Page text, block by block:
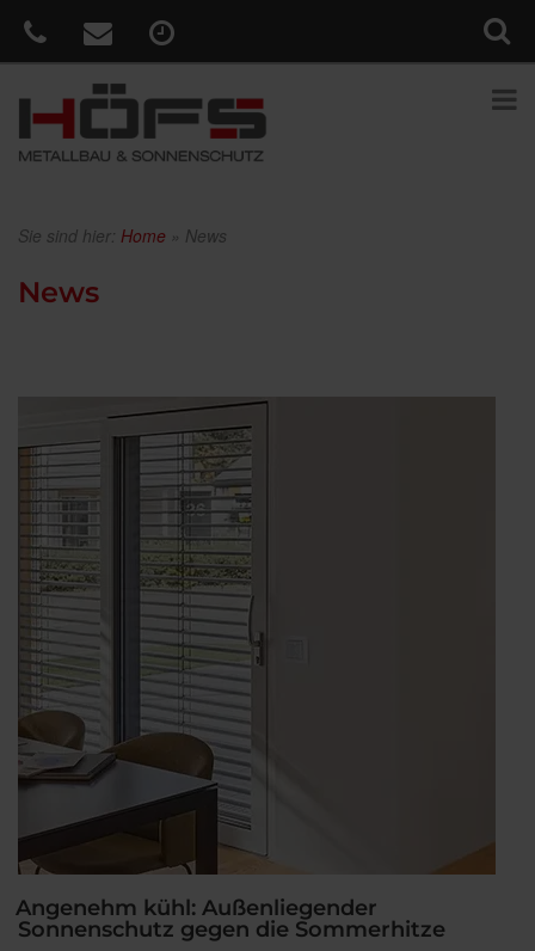
Sie sind hier: Home » News
News
Angenehm kühl: Außenliegender
Sonnenschutz gegen die Sommerhitze